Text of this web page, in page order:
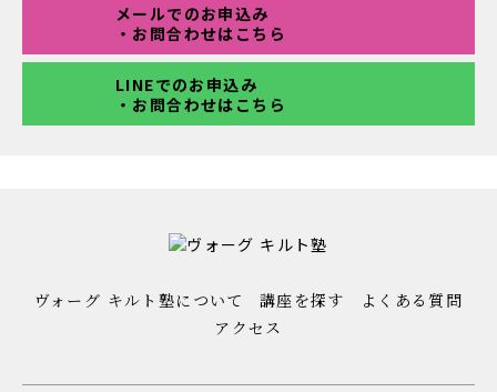
メールでのお申込み
・お問合わせはこちら
LINEでのお申込み
・お問合わせはこちら
ヴォーグ キルト塾について 講座を探す
よくある質問
アクセス